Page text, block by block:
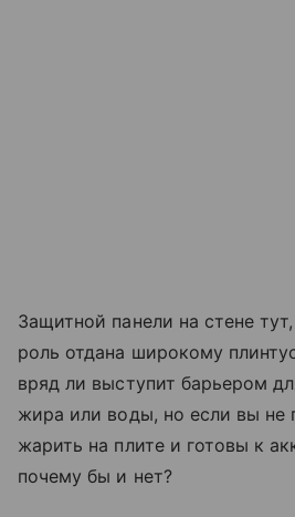
Защитной панели на стене
роль отдана широкому
вряд ли выступит барьером
жира или воды, но если вы не
жарить на плите и готовы к
почему бы и нет?